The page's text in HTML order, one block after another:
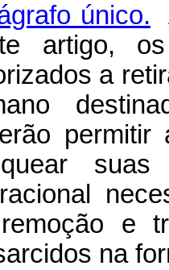
único.
artigo,
a
permitir
e
na